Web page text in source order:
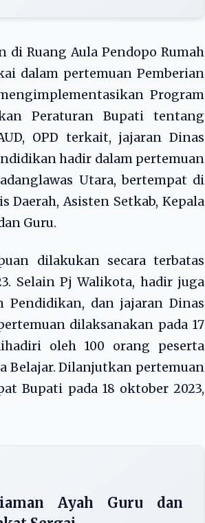
Ruang Aula Pendopo Rumah
dalam pertemuan Pemberian
Program
Peraturan Bupati tentang
OPD terkait, jajaran Dinas
hadir dalam pertemuan
Utara, bertempat di
Daerah, Asisten Setkab, Kepala
Guru.
dilakukan secara terbatas
Selain Pj Walikota, hadir juga
Pendidikan, dan jajaran Dinas
dilaksanakan pada 17
oleh 100 orang peserta
Belajar. Dilanjutkan pertemuan
Bupati pada 18 oktober 2023,
Ayah Guru dan